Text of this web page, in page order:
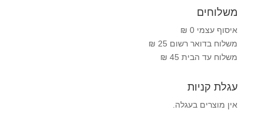
משלוחים
איסוף עצמי 0 ₪
משלוח בדואר רשום 25 ₪
משלוח עד הבית 45 ₪
עגלת קניות
אין מוצרים בעגלה.